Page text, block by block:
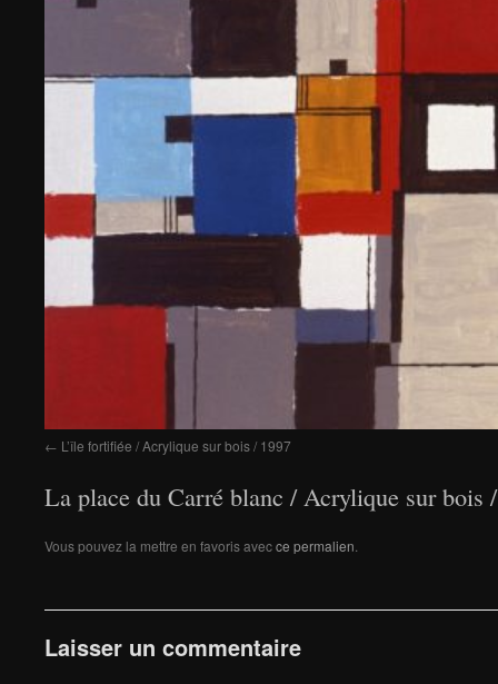
L’île fortifiée / Acrylique sur bois / 1997
La place du Carré blanc / Acrylique sur bois
Vous pouvez la mettre en favoris avecce permalien
Laisser un commentaire